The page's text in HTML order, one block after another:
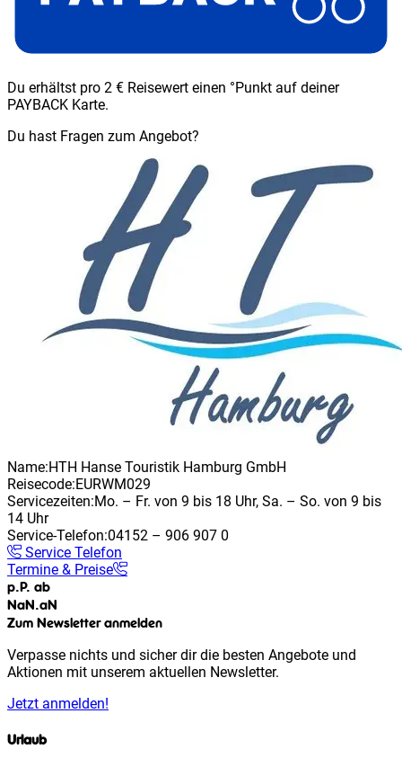
Du erhältst pro 2 € Reisewert einen °Punkt auf deiner
PAYBACK Karte.
Du hast Fragen zum Angebot?
Name:HTH Hanse Touristik Hamburg GmbH
Reisecode:EURWM029
Servicezeiten:Mo. – Fr. von 9 bis 18 Uhr, Sa. – So. von 9 bis
14 Uhr
Service-Telefon:04152 – 906 907 0
Service Telefon
Termine & Preise
p.P. ab
NaN.aN
Zum Newsletter anmelden
Verpasse nichts und sicher dir die besten Angebote und
Aktionen mit unserem aktuellen Newsletter.
Jetzt anmelden!
Urlaub